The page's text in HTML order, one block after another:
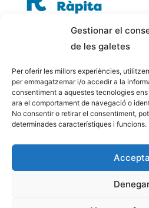
Gestionar el
de les galetes
Per oferir les millors experiències,
per emmagatzemar i/o accedir a la
consentiment a aquestes tecnologies
ara el comportament de navegació o
No consentir o retirar el consentiment,
determinades característiques i funcions.
Accepta